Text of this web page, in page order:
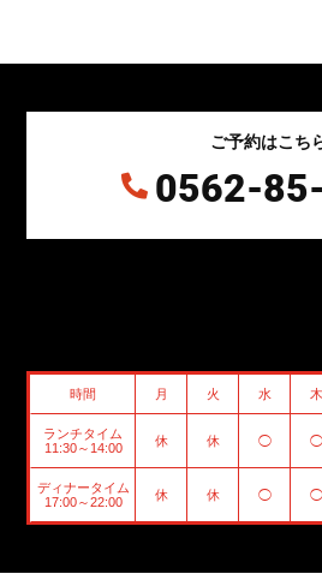
ご予約はこち
 0562-
時間 月 火 水 木
ランチタイム
11:30～14:00
休 休 ◯ ◯
ディナータイム
17:00～22:00
休 休 ◯ ◯